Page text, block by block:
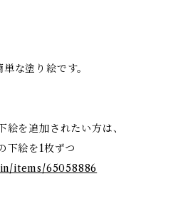
な塗り絵です。
を追加されたい方は、
下絵を1枚ずつ
items/65058886